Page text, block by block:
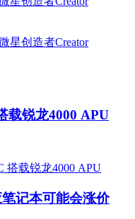
载锐龙4000 APU
记本可能会涨价